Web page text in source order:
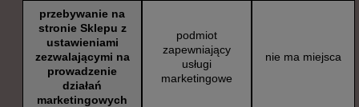
przebywanie na
stronie Sklepu z
ustawieniami
zezwalającymi na
prowadzenie
działań
marketingowych
podmiot
zapewniający
usługi
marketingowe
nie ma miejsca